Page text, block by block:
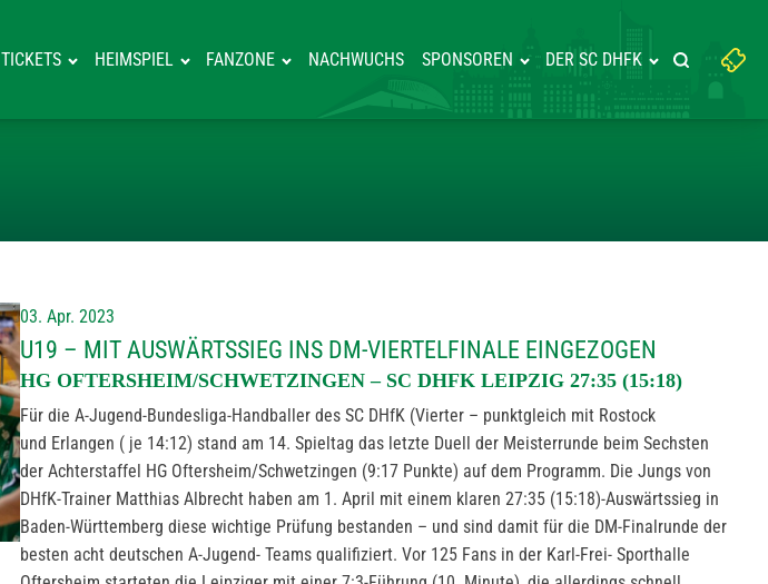
TICKETS HEIMSPIEL FANZONE NACHWUCHS SPONSOREN DER SC DHFK
Suchbegriff
eingeben:
Suche
03. Apr. 2023
U19 – MIT AUSWÄRTSSIEG INS DM-VIERTELFINALE EINGEZOGEN
HG OFTERSHEIM/SCHWETZINGEN – SC DHFK LEIPZIG 27:35 (15:18)
Für die A-Jugend-Bundesliga-Handballer des SC DHfK (Vierter – punktgleich mit Rostock
und Erlangen ( je 14:12) stand am 14. Spieltag das letzte Duell der Meisterrunde beim Sechsten
der Achterstaffel HG Oftersheim/Schwetzingen (9:17 Punkte) auf dem Programm. Die Jungs von
DHfK-Trainer Matthias Albrecht haben am 1. April mit einem klaren 27:35 (15:18)-Auswärtssieg in
Baden-Württemberg diese wichtige Prüfung bestanden – und sind damit für die DM-Finalrunde der
besten acht deutschen A-Jugend- Teams qualifiziert. Vor 125 Fans in der Karl-Frei- Sporthalle